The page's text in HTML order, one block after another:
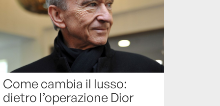
Come cambia il lusso:
dietro l’operazione Dior